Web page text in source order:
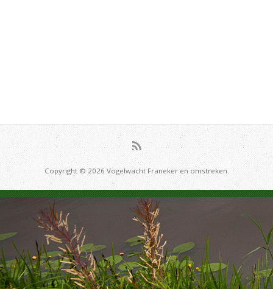
Copyright © 2026 Vogelwacht Franeker en omstreken.